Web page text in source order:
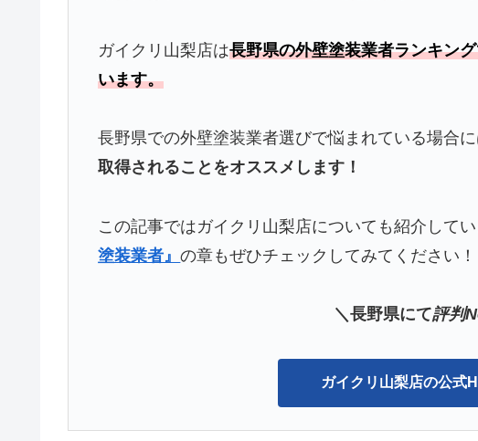
ガイクリ山梨店は長野県の外壁塗装業者ランキン
います。
長野県での外壁塗装業者選びで悩まれている場合に
取得されることをオススメします！
この記事ではガイクリ山梨店についても紹介してい
塗装業者』の章もぜひチェックしてみてください！
＼長野県にて評判
ガイクリ山梨店の公式